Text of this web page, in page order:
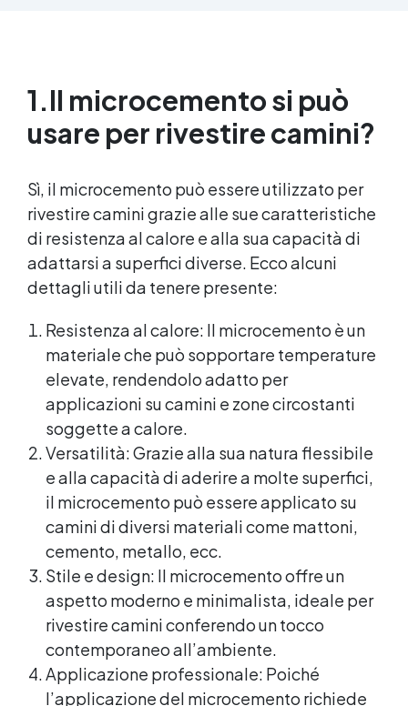
1.Il microcemento si può
usare per rivestire camini?
Sì, il microcemento può essere utilizzato per
rivestire camini grazie alle sue caratteristiche
di resistenza al calore e alla sua capacità di
adattarsi a superfici diverse. Ecco alcuni
dettagli utili da tenere presente:
Resistenza al calore: Il microcemento è un
materiale che può sopportare temperature
elevate, rendendolo adatto per
applicazioni su camini e zone circostanti
soggette a calore.
Versatilità: Grazie alla sua natura flessibile
e alla capacità di aderire a molte superfici,
il microcemento può essere applicato su
camini di diversi materiali come mattoni,
cemento, metallo, ecc.
Stile e design: Il microcemento offre un
aspetto moderno e minimalista, ideale per
rivestire camini conferendo un tocco
contemporaneo all’ambiente.
Applicazione professionale: Poiché
l’applicazione del microcemento richiede